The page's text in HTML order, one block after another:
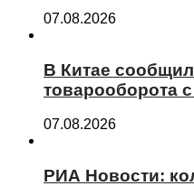
07.08.2026
В Китае
товарооборота
07.08.2026
РИА Новости: